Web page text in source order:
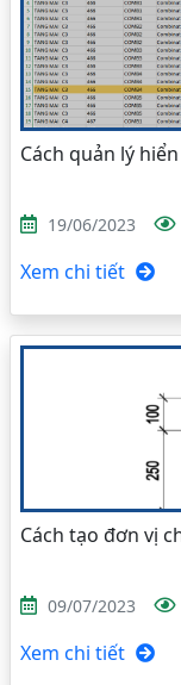
Cách quản lý
19/06/2023
Xem chi tiết
Cách tạo đơn vị
09/07/2023
Xem chi tiết